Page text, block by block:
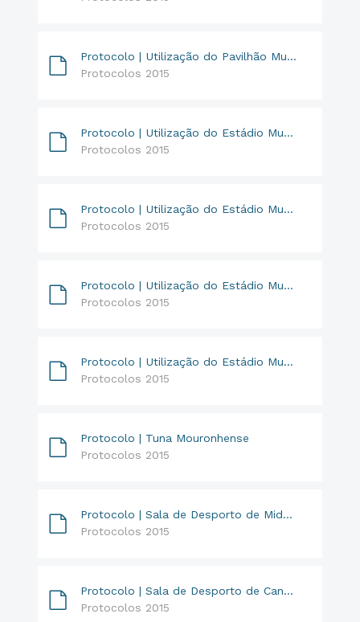
Protocolo | Utilização do Pavilhão Multiusos // Casa do Povo de Tábua
Protocolos 2015
Protocolo | Utilização do Estádio Municipal // Vasco da Gama
Protocolos 2015
Protocolo | Utilização do Estádio Municipal // Tourizense
Protocolos 2015
Protocolo | Utilização do Estádio Municipal // Tabuense
Protocolos 2015
Protocolo | Utilização do Estádio Municipal // Percelada
Protocolos 2015
Protocolo | Tuna Mouronhense
Protocolos 2015
Protocolo | Sala de Desporto de Midões // Escuteiros de Midões
Protocolos 2015
Protocolo | Sala de Desporto de Candosa // Grupo Desp. Vasco da Gama
Protocolos 2015